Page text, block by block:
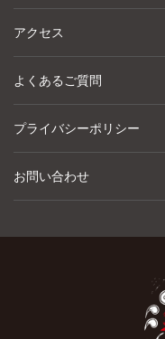
アクセス
よくあるご質問
プライバシーポリシー
お問い合わせ